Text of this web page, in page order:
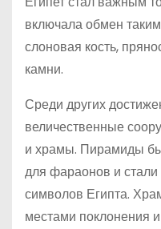
включала обмен
слоновая кость,
камни.
Среди других
величественные
и храмы. Пирамиды
для фараонов и
символов Египта.
местами поклонения